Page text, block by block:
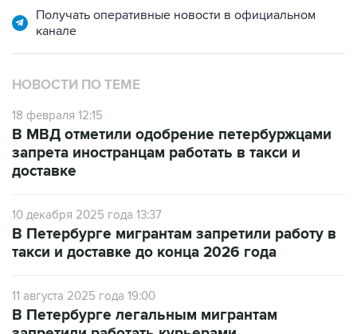
Получать оперативные новости в официальном
канале
НОВОСТИ ПО ТЕМЕ
18 февраля 12:15
В МВД отметили одобрение петербуржцами
запрета иностранцам работать в такси и
доставке
10 декабря 2025 года 13:37
В Петербурге мигрантам запретили работу в
такси и доставке до конца 2026 года
11 августа 2025 года 19:00
В Петербурге легальным мигрантам